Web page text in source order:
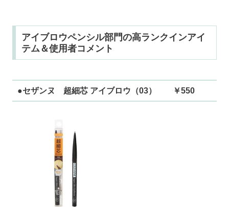
アイブロウペンシル部門の高ランクインアイ
テム＆使用者コメント
●セザンヌ 超細芯 アイブロウ（03） ￥550